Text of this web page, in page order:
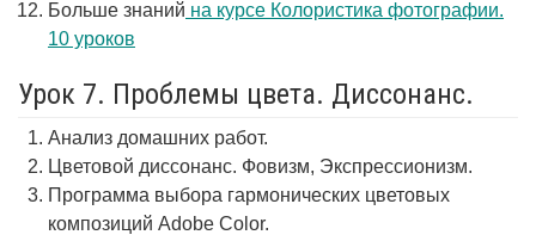
Больше знаний на курсе Колористика фотографии.
10 уроков
Урок 7. Проблемы цвета. Диссонанс.
Анализ домашних работ.
Цветовой диссонанс. Фовизм, Экспрессионизм.
Программа выбора гармонических цветовых
композиций Adobe Color.